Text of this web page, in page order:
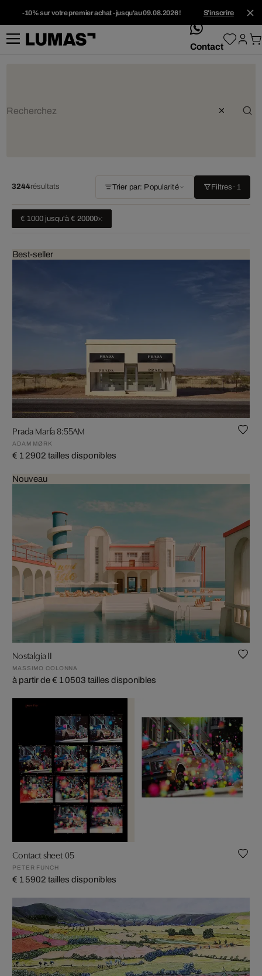
-10% sur votre premier achat - jusqu'au 09.08.2026 ! S'inscrire
whatsApp
Contact
3244résultats Trier par: Popularité Filtres · 1
€ 1000 jusqu'à € 20000
Best-seller
Prada Marfa 8:55AM
ADAM MØRK
€ 1 2902 tailles disponibles
Nouveau
Nostalgia II
MASSIMO COLONNA
à partir de € 1 0503 tailles disponibles
Contact sheet 05
PETER FUNCH
€ 1 5902 tailles disponibles